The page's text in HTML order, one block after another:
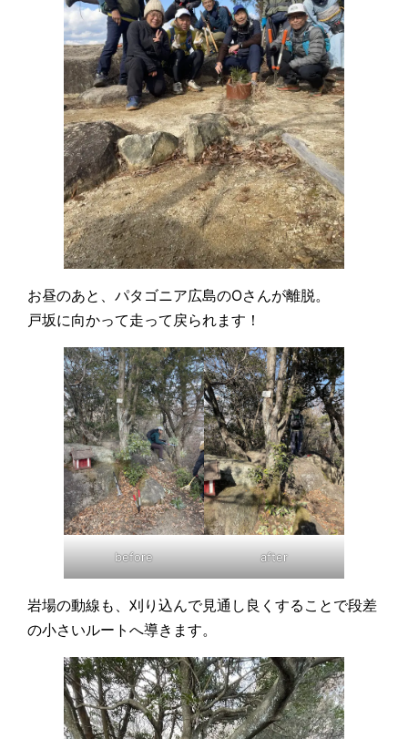
お昼のあと、パタゴニア広島のOさんが離脱。
戸坂に向かって走って戻られます！
before after
岩場の動線も、刈り込んで見通し良くすることで段差
の小さいルートへ導きます。